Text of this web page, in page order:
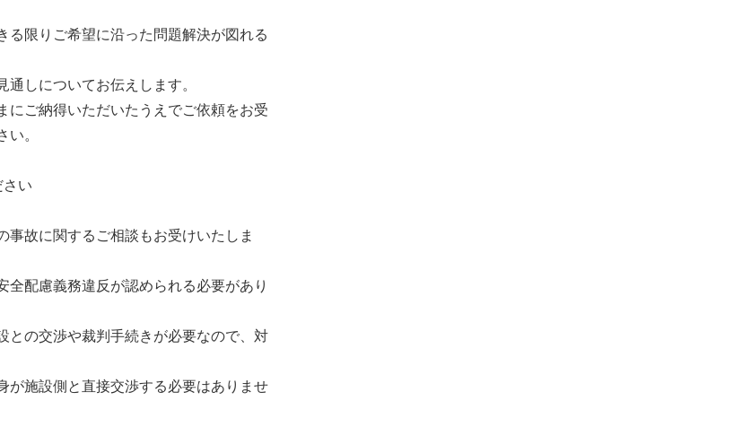
る限りご希望に沿った問題解決が図れる
しについてお伝えします。
にご納得いただいたうえでご依頼をお受
い。
さい
故に関するご相談もお受けいたしま
配慮義務違反が認められる必要があり
との交渉や裁判手続きが必要なので、対
が施設側と直接交渉する必要はありませ